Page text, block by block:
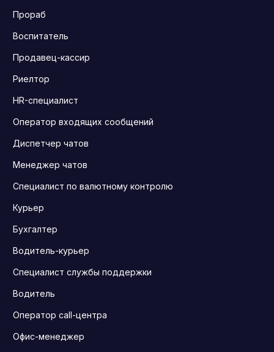
Прораб
Воспитатель
Продавец-кассир
Риелтор
HR-специалист
Оператор входящих сообщений
Диспетчер чатов
Менеджер чатов
Специалист по валютному контролю
Курьер
Бухгалтер
Водитель-курьер
Специалист службы поддержки
Водитель
Оператор call-центра
Офис-менеджер